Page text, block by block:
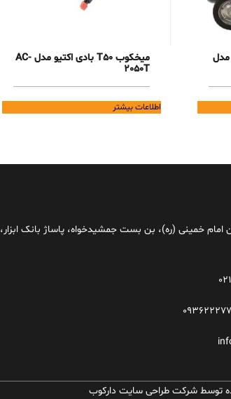
مدل
میخکوب T50 بادی اکتیو مدل AC-
2050T
اطلاعات بیشتر
امام خمینی (ره)، بن بست جمشیدخواه، پاساژ بانک ابزار،
توسط شرکت طراحی سایت دارکوب